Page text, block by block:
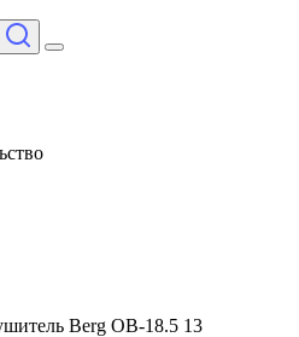
Berg OB-18.5 13